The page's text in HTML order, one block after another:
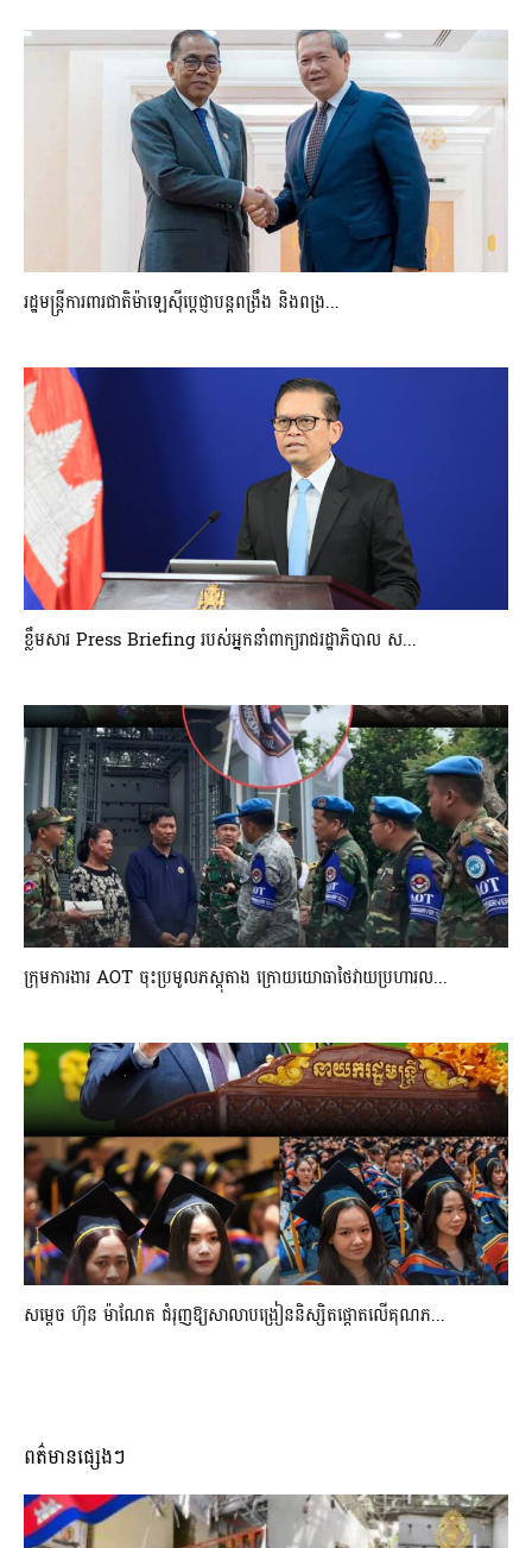
រដ្ឋមន្ត្រីការពារជាតិម៉ាឡេស៊ីប្ដេជ្ញាបន្តពង្រឹង និងពង្រ...
ខ្លឹមសារ Press Briefing របស់អ្នកនាំពាក្យរាជរដ្ឋាភិបាល ស...
ក្រុមការងារ AOT ចុះប្រមូលភស្តុតាង ក្រោយយោធាថៃវាយប្រហារល...
សម្តេច ហ៊ុន ម៉ាណែត ជំរុញឱ្យសាលាបង្រៀននិស្សិតផ្តោតលើគុណភ...
ពត៌មានផ្សេងៗ